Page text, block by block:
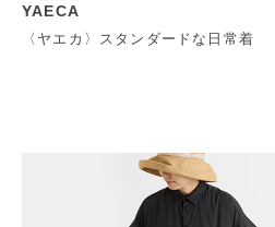
YAECA
〈ヤエカ〉スタンダードな日常着